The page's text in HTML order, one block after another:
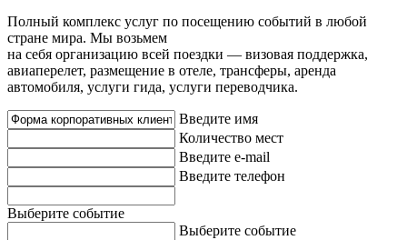
Полный комплекс услуг по посещению событий в любой
стране мира. Мы возьмем
на себя организацию всей поездки — визовая поддержка,
авиаперелет, размещение в отеле, трансферы, аренда
автомобиля, услуги гида, услуги переводчика.
Введите имя
Количество мест
Введите e-mail
Введите телефон
Выберите событие
Выберите событие